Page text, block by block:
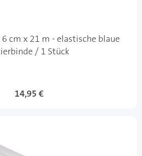
cm x 21 m - elastische blaue
/ 1 Stück
14,95 €